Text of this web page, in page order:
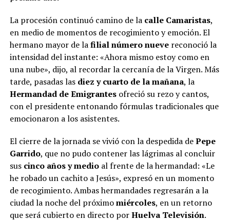
La procesión continuó camino de la calle Camaristas,
en medio de momentos de recogimiento y emoción. El
hermano mayor de lafilial número nuevereconoció la
intensidad del instante: «Ahora mismo estoy como en
una nube», dijo, al recordar la cercanía de la Virgen. Más
tarde, pasadas las diez y cuarto de la mañana, la
Hermandad de Emigrantesofreció su rezo y cantos,
con el presidente entonando fórmulas tradicionales que
emocionaron a los asistentes.
El cierre de la jornada se vivió con la despedida dePepe
Garrido, que no pudo contener las lágrimas al concluir
sus cinco años y medioal frente de la hermandad: «Le
he robado un cachito a Jesús», expresó en un momento
de recogimiento.Ambas hermandades regresarán a la
ciudad la noche del próximomiércoles, en un retorno
que será cubierto en directo porHuelva Televisión.